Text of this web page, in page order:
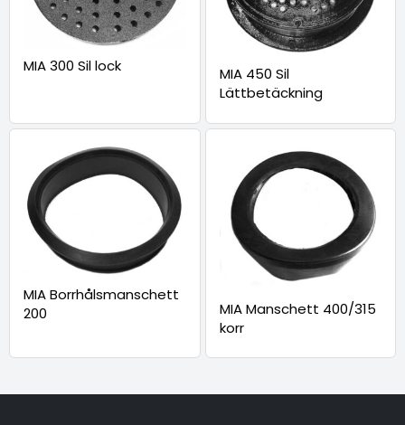
MIA 300 Sil lock
MIA 450 Sil
Lättbetäckning
MIA Borrhålsmanschett
200
MIA Manschett 400/315
korr